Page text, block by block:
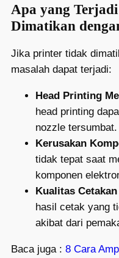
Apa yang
Dimatikan
Jika printer tidak
masalah dapat terjadi:
Head Printing
head printing
nozzle tersumbat.
Kerusakan
tidak tepat saat
komponen
Kualitas
hasil cetak yang
akibat dari
Baca juga : 8 Cara